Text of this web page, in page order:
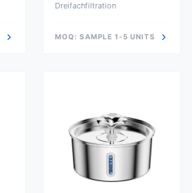
Dreifachfiltration
MOQ: SAMPLE 1-5 UNITS